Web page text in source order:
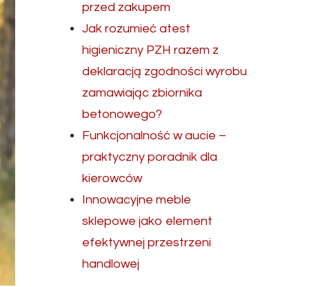
przed zakupem
Jak rozumieć atest
higieniczny PZH razem z
deklaracją zgodności wyrobu
zamawiając zbiornika
betonowego?
Funkcjonalność w aucie –
praktyczny poradnik dla
kierowców
Innowacyjne meble
sklepowe jako element
efektywnej przestrzeni
handlowej